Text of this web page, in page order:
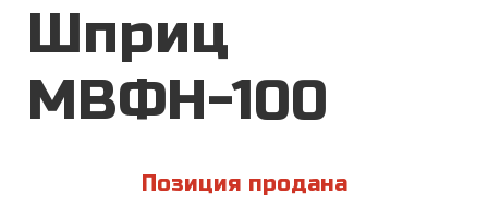
Шприц
МВФН-100
Позиция продана